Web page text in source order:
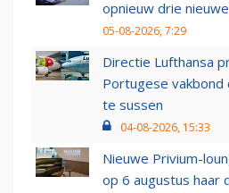
opnieuw drie
05-08-2026, 7:29
Directie Lufthansa
Portugese vakbond
te sussen
04-08-2026, 15:33
Nieuwe Privium-
op 6 augustus haar